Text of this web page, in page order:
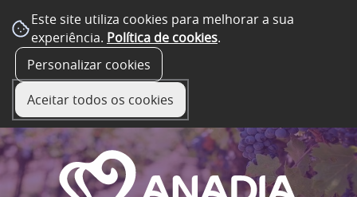
Este site utiliza cookies para melhorar a sua
experiência. Política de cookies.
Personalizar cookies
Aceitar todos os cookies